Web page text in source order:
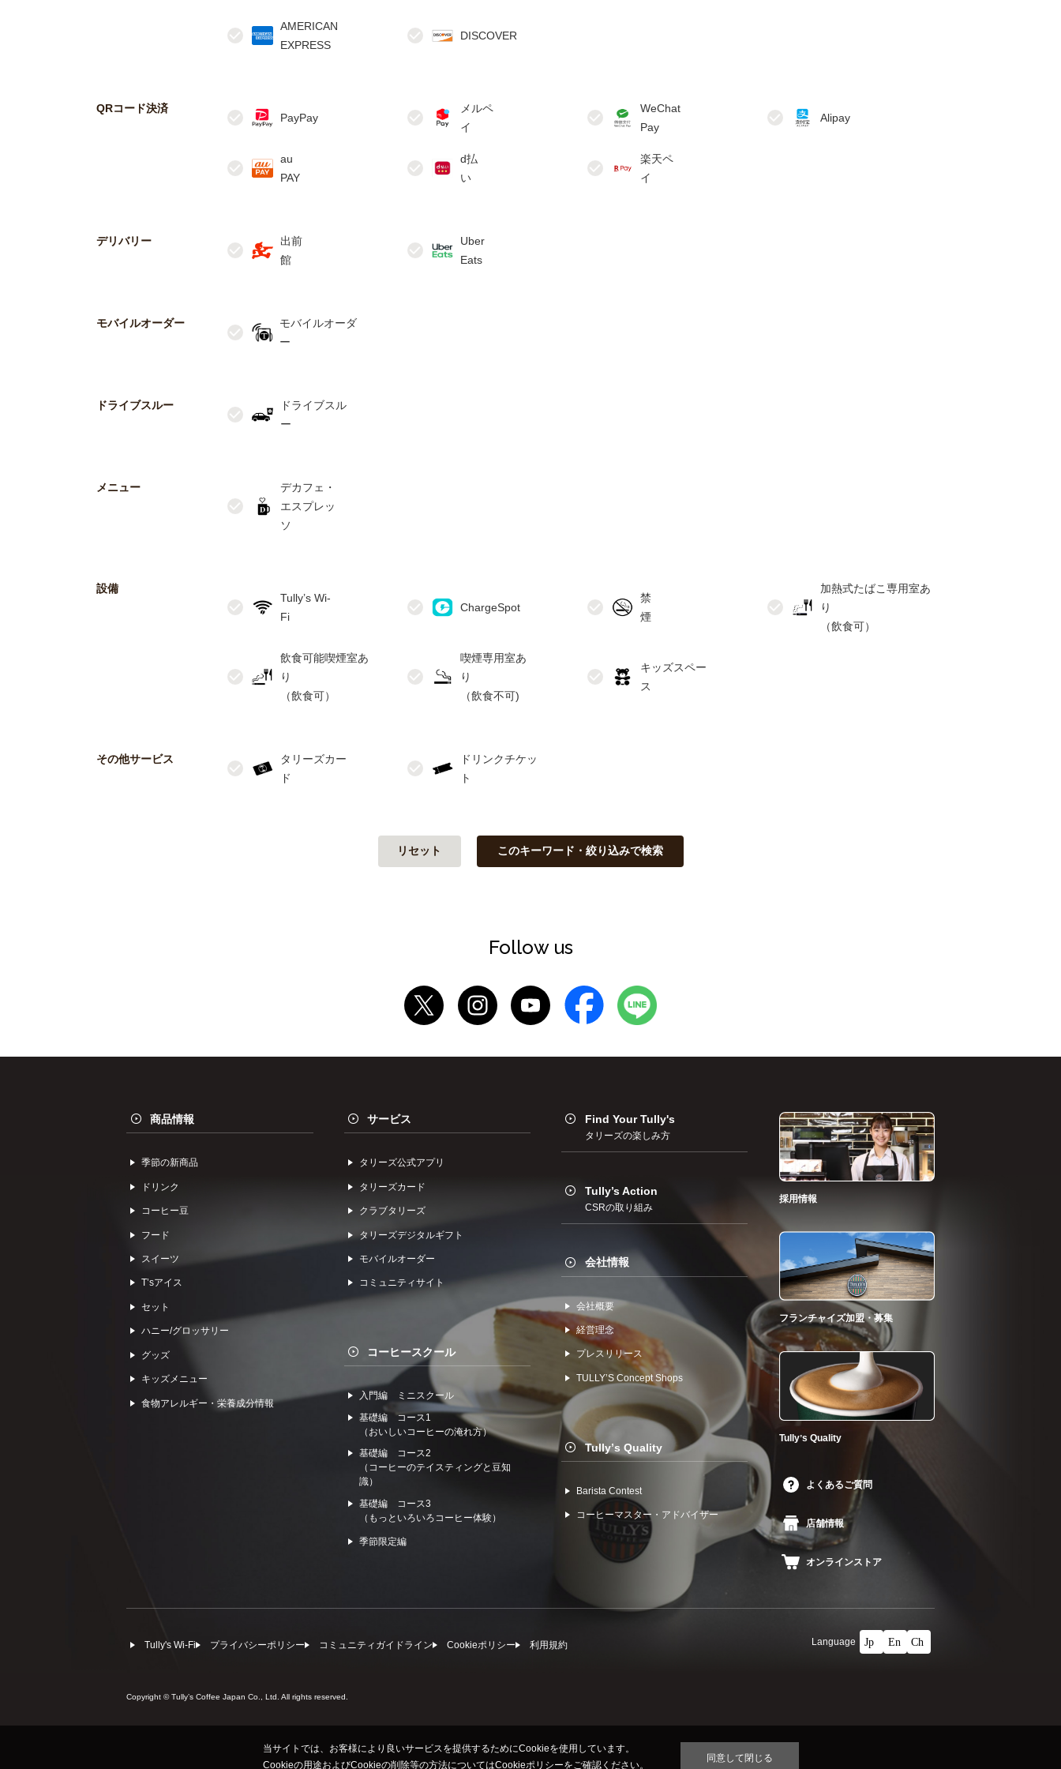
AMERICAN
EXPRESS
QRコード決済
PayPay
メルペ
WeChat
Pay
Alipay
au
PAY
d払
い
楽天ペ
デリバリー
出前
館
Uber
Eats
モバイルオーダー
モバイルオーダ
ドライブスルー
ドライブスル
メニュー
デカフェ・
エスプレッ
設備
Tully’s Wi-
Fi
ChargeSpot
禁
加熱式たばこ専用室あ
り
飲食可能喫煙室あ
り
喫煙専用室あ
り
キッズスペー
その他サービス
タリーズカー
ドリンクチケッ
リセット このキーワード・絞り込みで検索
Follow us
商品情報
季節の新商品
ドリンク
コーヒー⾖
フード
スイーツ
Tʼsアイス
セット
ハニー/グロッサリー
グッズ
キッズメニュー
食物アレルギー・栄養成分情報
サービス
タリーズ公式アプリ
タリーズカード
クラブタリーズ
タリーズデジタルギフト
モバイルオーダー
コミュニティサイト
コーヒースクール
入門編 ミニスクール
基礎編 コース1
（おいしいコーヒーの淹れ方）
基礎編 コース2
（コーヒーのテイスティングと豆知
識）
基礎編 コース3
（もっといろいろコーヒー体験）
季節限定編
Find Your Tully's
タリーズの楽しみ方
Tully’s Action
CSRの取り組み
会社情報
会社概要
経営理念
プレスリリース
TULLYʼS Concept Shops
Tullyʼs Quality
Barista Contest
コーヒーマスター・アドバイザー
採用情報
フランチャイズ加盟・募集
Tullyʼs Quality
よくあるご質問
店舗情報
オンラインストア
Tully's Wi-Fi プライバシーポリシー コミュニティガイドライン Cookieポリシー 利⽤規約 Language
Copyright © Tullyʼs Coffee Japan Co., Ltd. All rights reserved.
当サイトでは、お客様により良いサービスを提供するためにCookieを使用しています。
Cookieの用途およびCookieの削除等の方法についてはCookieポリシーをご確認ください。
同意して閉じる